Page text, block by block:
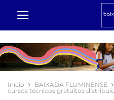
Início BAIXADA FLUMINENSE
cursos técnicos gratuitos